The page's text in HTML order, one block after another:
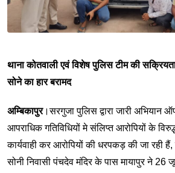
थाना कोतवाली एवं विशेष पुलिस टीम की
सोने का हार बरामद
अम्बिकापुर।सरगुजा पुलिस द्वारा जारी अभियान
आपराधिक गतिविधियों मे संलिप्त आरोपियों के
कार्यवाही कर आरोपियों की धरपकड़ की जा रही हैं,
सोनी निवासी पंचदेव मंदिर के पास मायापुर ने 26